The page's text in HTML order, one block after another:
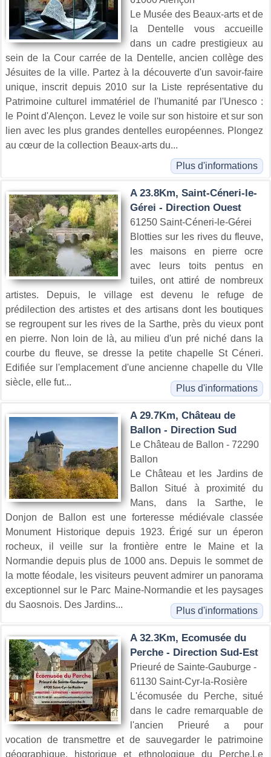
Le Musée des Beaux-arts et de
la Dentelle vous accueille
dans un cadre prestigieux au
sein de la Cour carrée de la Dentelle, ancien collège des
Jésuites de la ville. Partez à la découverte d'un savoir-faire
unique, inscrit depuis 2010 sur la Liste représentative du
Patrimoine culturel immatériel de l'humanité par l'Unesco :
le Point d'Alençon. Levez le voile sur son histoire et sur son
lien avec les plus grandes dentelles européennes. Plongez
au cœur de la collection Beaux-arts du...
Plus d'informations
A 23.8Km, Saint-Céneri-le-
Gérei - Direction Ouest
61250 Saint-Céneri-le-Gérei
Blotties sur les rives du fleuve,
les maisons en pierre ocre
avec leurs toits pentus en
tuiles, ont attiré de nombreux
artistes. Depuis, le village est devenu le refuge de
prédilection des artistes et des artisans dont les boutiques
se regroupent sur les rives de la Sarthe, près du vieux pont
en pierre. Non loin de là, au milieu d'un pré niché dans la
courbe du fleuve, se dresse la petite chapelle St Céneri.
Edifiée sur l'emplacement d'une ancienne chapelle du VIIe
siècle, elle fut...
Plus d'informations
A 29.7Km, Château de
Ballon - Direction Sud
Le Château de Ballon - 72290
Ballon
Le Château et les Jardins de
Ballon Situé à proximité du
Mans, dans la Sarthe, le
Donjon de Ballon est une forteresse médiévale classée
Monument Historique depuis 1923. Érigé sur un éperon
rocheux, il veille sur la frontière entre le Maine et la
Normandie depuis plus de 1000 ans. Depuis le sommet de
la motte féodale, les visiteurs peuvent admirer un panorama
exceptionnel sur le Parc Maine-Normandie et les paysages
du Saosnois. Des Jardins...
Plus d'informations
A 32.3Km, Ecomusée du
Perche - Direction Sud-Est
Prieuré de Sainte-Gauburge -
61130 Saint-Cyr-la-Rosière
L'écomusée du Perche, situé
dans le cadre remarquable de
l'ancien Prieuré a pour
vocation de transmettre et de sauvegarder le patrimoine
géographique, historique et ethnologique du Perche.Le